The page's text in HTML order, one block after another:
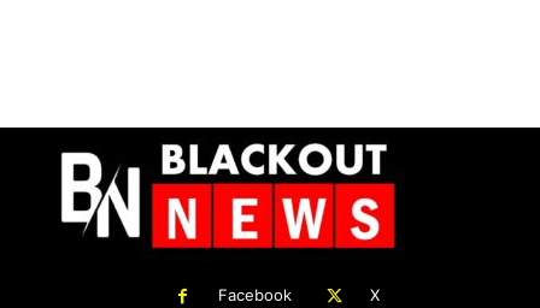
Facebook X